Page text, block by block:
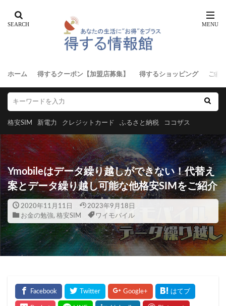
ホーム 得するクーポン【加盟店募集】 得するショッピング ご意
格安SIM 新電力 クレジットカード ふるさと納税 ココザス
Ymobileはデータ繰り越しができない！代替え
案とデータ繰り越し可能な他格安SIMをご紹介
2020年11月11日
2023年9月18日
お金の勉強, 格安SIM ワイモバイル